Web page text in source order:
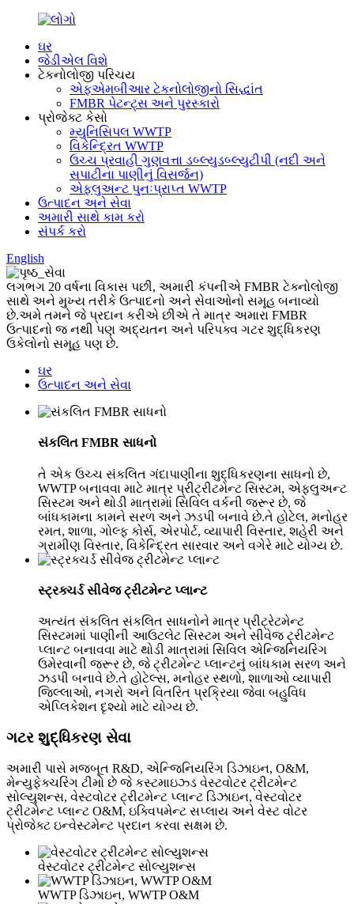
ઘર
જેડીએલ વિશે
ટેકનોલોજી પરિચય
એફએમબીઆર ટેકનોલોજીનો સિદ્ધાંત
FMBR પેટન્ટ્સ અને પુરસ્કારો
પ્રોજેક્ટ કેસો
મ્યુનિસિપલ WWTP
વિકેન્દ્રિત WWTP
ઉચ્ચ પ્રવાહી ગુણવત્તા ડબ્લ્યુડબ્લ્યુટીપી (નદી અને
સપાટીના પાણીનું વિસર્જન)
એફ્લુઅન્ટ પુનઃપ્રાપ્ત WWTP
ઉત્પાદન અને સેવા
અમારી સાથે કામ કરો
સંપર્ક કરો
English
લગભગ 20 વર્ષના વિકાસ પછી, અમારી કંપનીએ FMBR ટેક્નોલોજી
સાથે અને મુખ્ય તરીકે ઉત્પાદનો અને સેવાઓનો સમૂહ બનાવ્યો
છે.અમે તમને જે પ્રદાન કરીએ છીએ તે માત્ર અમારા FMBR
ઉત્પાદનો જ નથી પણ અદ્યતન અને પરિપક્વ ગટર શુદ્ધિકરણ
ઉકેલોનો સમૂહ પણ છે.
ઘર
ઉત્પાદન અને સેવા
સંકલિત FMBR સાધનો
તે એક ઉચ્ચ સંકલિત ગંદાપાણીના શુદ્ધિકરણના સાધનો છે,
WWTP બનાવવા માટે માત્ર પ્રીટ્રીટમેન્ટ સિસ્ટમ, એફ્લુઅન્ટ
સિસ્ટમ અને થોડી માત્રામાં સિવિલ વર્કની જરૂર છે, જે
બાંધકામના કામને સરળ અને ઝડપી બનાવે છે.તે હોટેલ, મનોહર
રમત, શાળા, ગોલ્ફ કોર્સ, એરપોર્ટ, વ્યાપારી વિસ્તાર, શહેરી અને
ગ્રામીણ વિસ્તાર, વિકેન્દ્રિત સારવાર અને વગેરે માટે યોગ્ય છે.
સ્ટ્રક્ચર્ડ સીવેજ ટ્રીટમેન્ટ પ્લાન્ટ
અત્યંત સંકલિત સંકલિત સાધનોને માત્ર પ્રીટ્રેટમેન્ટ
સિસ્ટમમાં પાણીની આઉટલેટ સિસ્ટમ અને સીવેજ ટ્રીટમેન્ટ
પ્લાન્ટ બનાવવા માટે થોડી માત્રામાં સિવિલ એન્જિનિયરિંગ
ઉમેરવાની જરૂર છે, જે ટ્રીટમેન્ટ પ્લાન્ટનું બાંધકામ સરળ અને
ઝડપી બનાવે છે.તે હોટેલ્સ, મનોહર સ્થળો, શાળાઓ વ્યાપારી
જિલ્લાઓ, નગરો અને વિતરિત પ્રક્રિયા જેવા બહુવિધ
એપ્લિકેશન દૃશ્યો માટે યોગ્ય છે.
ગટર શુદ્ધિકરણ સેવા
અમારી પાસે મજબૂત R&D, એન્જિનિયરિંગ ડિઝાઇન, O&M,
મેન્યુફેક્ચરિંગ ટીમો છે જે કસ્ટમાઇઝ્ડ વેસ્ટવોટર ટ્રીટમેન્ટ
સોલ્યુશન્સ, વેસ્ટવોટર ટ્રીટમેન્ટ પ્લાન્ટ ડિઝાઇન, વેસ્ટવોટર
ટ્રીટમેન્ટ પ્લાન્ટ O&M, ઇક્વિપમેન્ટ સપ્લાય અને વેસ્ટ વોટર
પ્રોજેક્ટ ઇન્વેસ્ટમેન્ટ પ્રદાન કરવા સક્ષમ છે.
વેસ્ટવોટર ટ્રીટમેન્ટ સોલ્યુશન્સ
WWTP ડિઝાઇન, WWTP O&M